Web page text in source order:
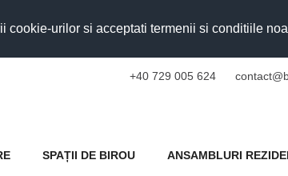
cookie-urilor si acceptati termenii si conditiile
+40 729 005 624
SPAȚII DE BIROU ANSAMBLURI